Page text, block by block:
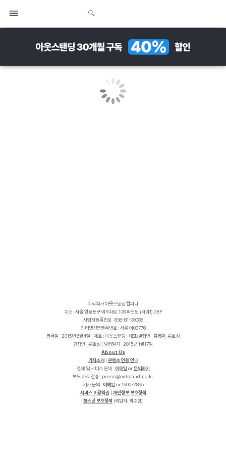
주식회사 아웃스탠딩 컴퍼니
주소 : 서울 영등포구 여의대로 108 파크원 (타워1) 28F
사업자등록번호 : 836-81-00086
인터넷신문등록번호 : 서울 아03778
등록일 : 2015년 6월4일 | 제호 : 아웃스탠딩 | 대표/발행인 : 김동환, 류호성
편집인 : 류호성 | 발행일자 : 2015년 1월17일
About Us
기자소개
콘텐츠 인용 안내
결제 및 서비스 문의 : 이메일 or문의하기
보도 자료 전송 :
r
k
.
g
n
i
d
n
a
t
s
t
u
o
@
s
s
e
r
p
기사 문의 : 이메일 or 1600-2895
서비스 이용약관| 개인정보 보호정책
청소년 보호정책 (책임자: 박주현)